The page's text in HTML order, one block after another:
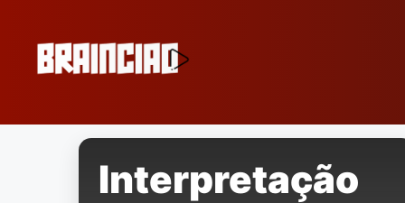
conteúdo
Interpretação